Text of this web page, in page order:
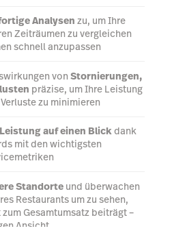
Analysen zu, um Ihre
Zeiträumen zu vergleichen
schnell anzupassen
von Stornierungen,
präzise, um Ihre Leistung
zu minimieren
auf einen Blickdank
mit den wichtigsten
Standorte und überwachen
Restaurants um zu sehen,
Gesamtumsatz beiträgt –
Ansicht